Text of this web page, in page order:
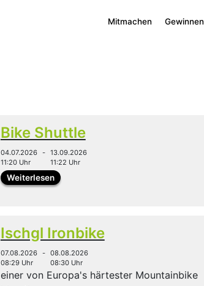
Mitmachen Gewinnen
Bike Shuttle
04.07.2026
11:20 Uhr
- 13.09.2026
11:22 Uhr
Weiterlesen
Ischgl Ironbike
07.08.2026
08:29 Uhr
- 08.08.2026
08:30 Uhr
einer von Europa's härtester Mountainbike